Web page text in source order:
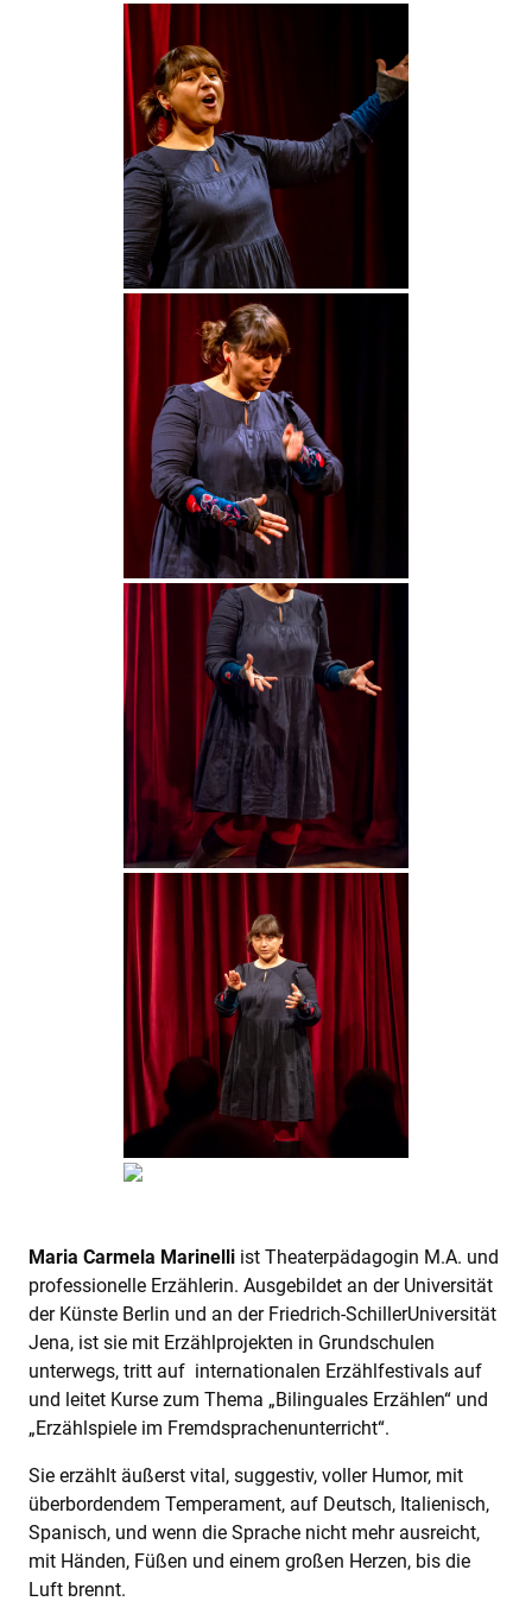
Maria Carmela Marinelli ist Theaterpädagogin M.A. und
professionelle Erzählerin. Ausgebildet an der Universität
der Künste Berlin und an der Friedrich-SchillerUniversität
Jena, ist sie mit Erzählprojekten in Grundschulen
unterwegs, tritt auf internationalen Erzählfestivals auf
und leitet Kurse zum Thema „Bilinguales Erzählen“ und
„Erzählspiele im Fremdsprachenunterricht“.
Sie erzählt äußerst vital, suggestiv, voller Humor, mit
überbordendem Temperament, auf Deutsch, Italienisch,
Spanisch, und wenn die Sprache nicht mehr ausreicht,
mit Händen, Füßen und einem großen Herzen, bis die
Luft brennt.